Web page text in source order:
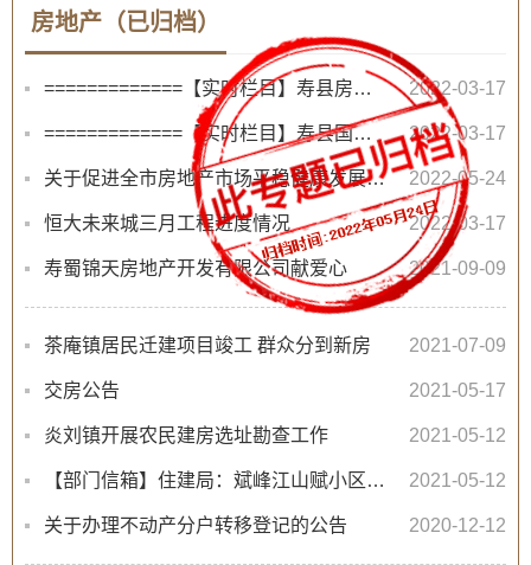
房地产（已归档）
=============【实时栏目】寿县房地产商品房销售价格备案情况============= 2022-03-17
=============【实时栏目】寿县国有建设用地使用权挂牌出让公告============= 2022-03-17
关于促进全市房地产市场平稳健康发展的意见 2022-05-24
恒大未来城三月工程进度情况 2022-03-17
寿蜀锦天房地产开发有限公司献爱心 2021-09-09
茶庵镇居民迁建项目竣工 群众分到新房 2021-07-09
交房公告 2021-05-17
炎刘镇开展农民建房选址勘查工作 2021-05-12
【部门信箱】住建局：斌峰江山赋小区存在消防隐患 2021-05-12
关于办理不动产分户转移登记的公告 2020-12-12